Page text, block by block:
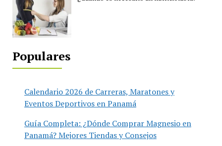
Populares
Calendario 2026 de Carreras, Maratones y
Eventos Deportivos en Panamá
Guía Completa: ¿Dónde Comprar Magnesio en
Panamá? Mejores Tiendas y Consejos